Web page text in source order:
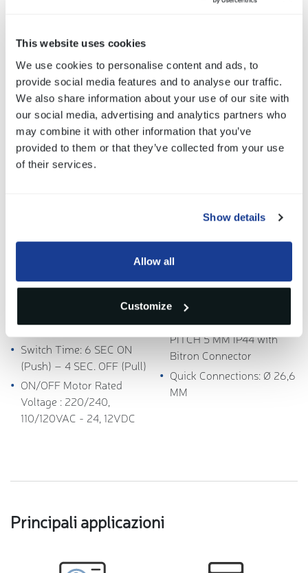
This website uses cookies
We use cookies to personalise content and ads, to
provide social media features and to analyse our traffic.
We also share information about your use of our site with
our social media, advertising and analytics partners who
may combine it with other information that you’ve
provided to them or that they’ve collected from your use
of their services.
Show details
Allow all
Customize
Principali caratteristiche
Body: Plastic
Switch Time: 6 SEC ON
(Push) – 4 SEC. OFF (Pull)
ON/OFF Motor Rated
Voltage : 220/240,
110/120VAC - 24, 12VDC
ON/Off Motor Electrical
Connection: RAST 2.5
PITCH 5 MM IP44 with
Bitron Connector
Quick Connections: Ø 26,6
MM
Principali applicazioni